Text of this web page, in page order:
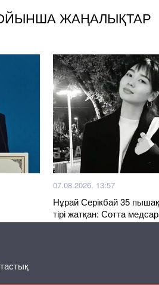
ЖАҢАЛЫҚТАР
07.08.2026, 13:57
Нұрай Серікбай 35
тірі жатқан: Сотта
сөйледі
Басқа жаңалықтар